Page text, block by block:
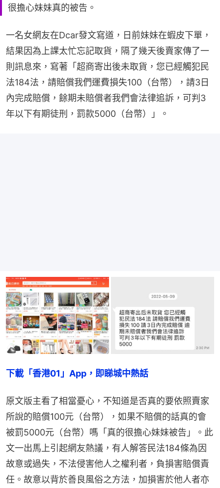
很擔心妹妹真的被告。
一名女網友在Dcar發文寫道，日前妹妹在蝦皮下單，
結果因為上課太忙忘記取貨，隔了幾天後賣家傳了一
則訊息來，寫著「超商寄出後未取貨，您已經觸犯民
法184法，請賠償我們運費損失100（台幣），請3日
內完成賠償，餘期未賠償者我們會法律追訴，可判3
年以下有期徒刑，罰款5000（台幣）」。
下載「香港01」App，即睇城中熱話
原文版主看了相當憂心，不知道是否真的要依照賣家
所說的賠償100元（台幣），如果不賠償的話真的會
被罰5000元（台幣）嗎「真的很擔心妹妹被告」。此
文一出馬上引起網友熱議，有人解答民法184條為因
故意或過失，不法侵害他人之權利者，負損害賠償責
任。故意以背於善良風俗之方法，加損害於他人者亦